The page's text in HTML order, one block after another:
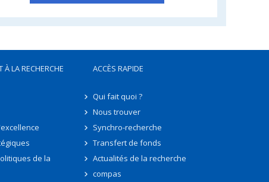
À LA RECHERCHE
de la
ACCÈS RAPIDE
Qui fait quoi ?
Nous trouver
Synchro-recherche
Transfert de fonds
Actualités de la recherche
compas